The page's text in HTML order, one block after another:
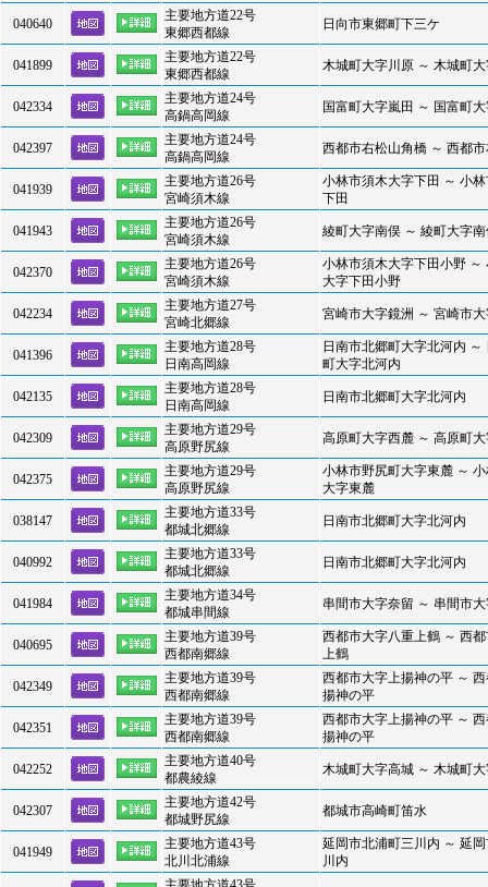
040640
主要地方道22号
東郷西都線
日向市東郷町下三ケ
041899
主要地方道22号
東郷西都線
木城町大字川原 ～ 木城町
042334
主要地方道24号
高鍋高岡線
国富町大字嵐田 ～ 国富町
042397
主要地方道24号
高鍋高岡線
西都市右松山角橋 ～ 西都
041939
主要地方道26号
宮崎須木線
小林市須木大字下田 ～ 小
下田
041943
主要地方道26号
宮崎須木線
綾町大字南俣 ～ 綾町大字
042370
主要地方道26号
宮崎須木線
小林市須木大字下田小野 ～
大字下田小野
042234
主要地方道27号
宮崎北郷線
宮崎市大字鏡洲 ～ 宮崎市
041396
主要地方道28号
日南高岡線
日南市北郷町大字北河内 ～
町大字北河内
042135
主要地方道28号
日南高岡線
日南市北郷町大字北河内
042309
主要地方道29号
高原野尻線
高原町大字西麓 ～ 高原町
042375
主要地方道29号
高原野尻線
小林市野尻町大字東麓 ～
大字東麓
038147
主要地方道33号
都城北郷線
日南市北郷町大字北河内
040992
主要地方道33号
都城北郷線
日南市北郷町大字北河内
041984
主要地方道34号
都城串間線
串間市大字奈留 ～ 串間市
040695
主要地方道39号
西都南郷線
西都市大字八重上鶴 ～ 西
上鶴
042349
主要地方道39号
西都南郷線
西都市大字上揚神の平 ～
揚神の平
042351
主要地方道39号
西都南郷線
西都市大字上揚神の平 ～
揚神の平
042252
主要地方道40号
都農綾線
木城町大字高城 ～ 木城町
042307
主要地方道42号
都城野尻線
都城市高崎町笛水
041949
主要地方道43号
北川北浦線
延岡市北浦町三川内 ～ 延
川内